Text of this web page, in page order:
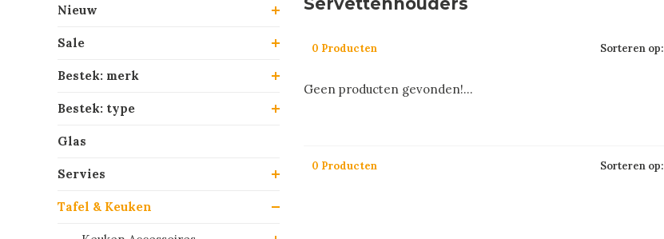
Nieuw
Sale
Bestek: merk
Bestek: type
Glas
Servies
Tafel & Keuken
0 Producten Sorteren op:
Geen producten gevonden!...
0 Producten Sorteren op: